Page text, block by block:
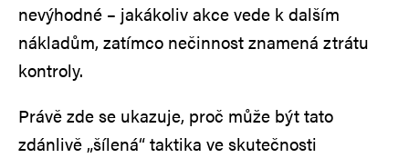
nevýhodné – jakákoliv akce vede k dalším
nákladům, zatímco nečinnost znamená ztrátu
kontroly.
Právě zde se ukazuje, proč může být tato
zdánlivě „šílená“ taktika ve skutečnosti